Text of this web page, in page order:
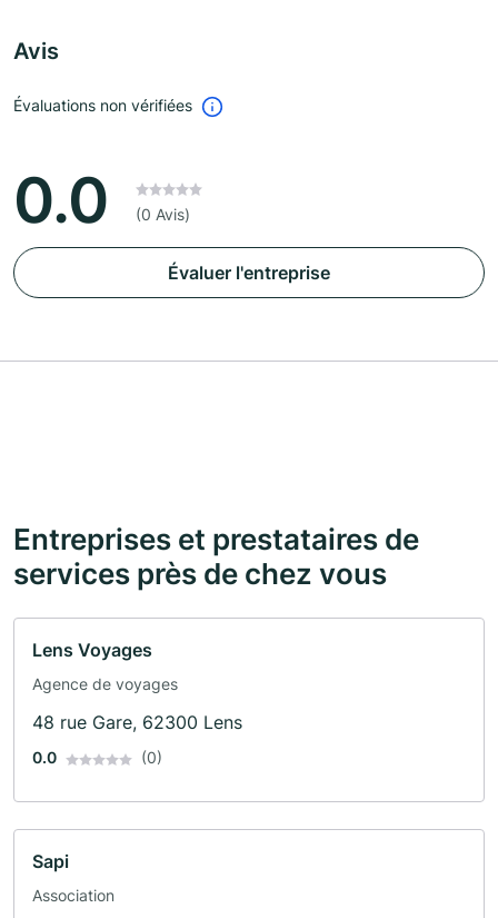
Avis
Évaluations non vérifiées
0.0 (0 Avis)
Évaluer l'entreprise
Entreprises et prestataires de
services près de chez vous
Lens Voyages
Agence de voyages
48 rue Gare, 62300 Lens
0.0 (0)
Sapi
Association